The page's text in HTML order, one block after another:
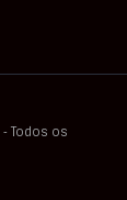
‐ Todos os